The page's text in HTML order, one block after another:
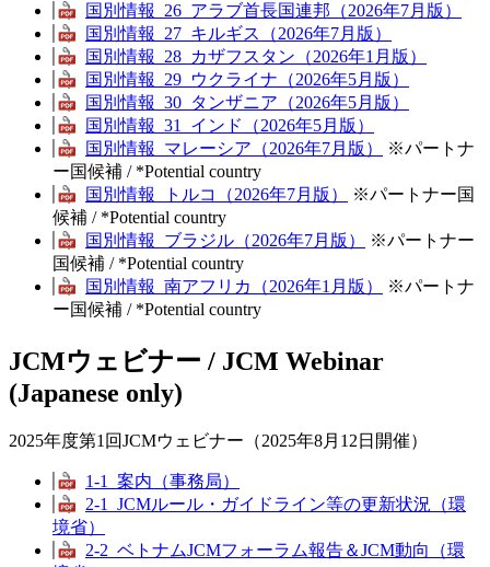
国別情報_26_アラブ首長国連邦（2026年7月版）
国別情報_27_キルギス（2026年7月版）
国別情報_28_カザフスタン（2026年1月版）
国別情報_29_ウクライナ（2026年5月版）
国別情報_30_タンザニア（2026年5月版）
国別情報_31_インド（2026年5月版）
国別情報_マレーシア（2026年7月版）
※パートナ
ー国候補 / *Potential country
国別情報_トルコ（2026年7月版）
※パートナー国
候補 / *Potential country
国別情報_ブラジル（2026年7月版）
※パートナー
国候補 / *Potential country
国別情報_南アフリカ（2026年1月版）
※パートナ
ー国候補 / *Potential country
JCMウェビナー / JCM Webinar
(Japanese only)
2025年度第1回JCMウェビナー（2025年8月12日開催）
1-1_案内（事務局）
2-1_JCMルール・ガイドライン等の更新状況（環
境省）
2-2_ベトナムJCMフォーラム報告＆JCM動向（環